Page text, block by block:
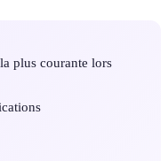
plus courante lors